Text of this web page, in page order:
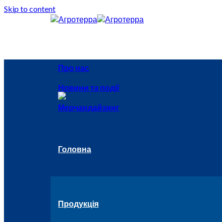
Skip to content
Про нас
Новини та події
Мерчандайзинг
Головна
Продукція